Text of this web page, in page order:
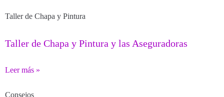
Taller de Chapa y Pintura
Taller de Chapa y Pintura y las Aseguradoras
Leer más »
Consejos